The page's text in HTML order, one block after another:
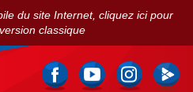
du site Internet, cliquez ici pour
classique